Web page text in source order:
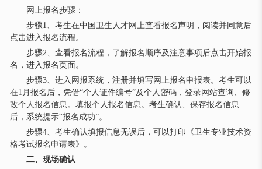
网上报名步骤：
步骤1、考生在中国卫生人才网上查看报名声明，阅读并同意后
点击进入报名流程。
步骤2、查看报名流程，了解报名顺序及注意事项后点击开始报
名，进入报名页面。
步骤3、进入网报系统，注册并填写网上报名申报表。考生可以
在1月报名后，凭借“个人证件编号”及个人密码，登录网站查询、修
改个人报名信息。填报个人报名信息。考生确认、保存报名信息
后，系统提示“报名成功”。
步骤4、考生确认填报信息无误后，可以打印《卫生专业技术资
格考试报名申请表》。
二、现场确认